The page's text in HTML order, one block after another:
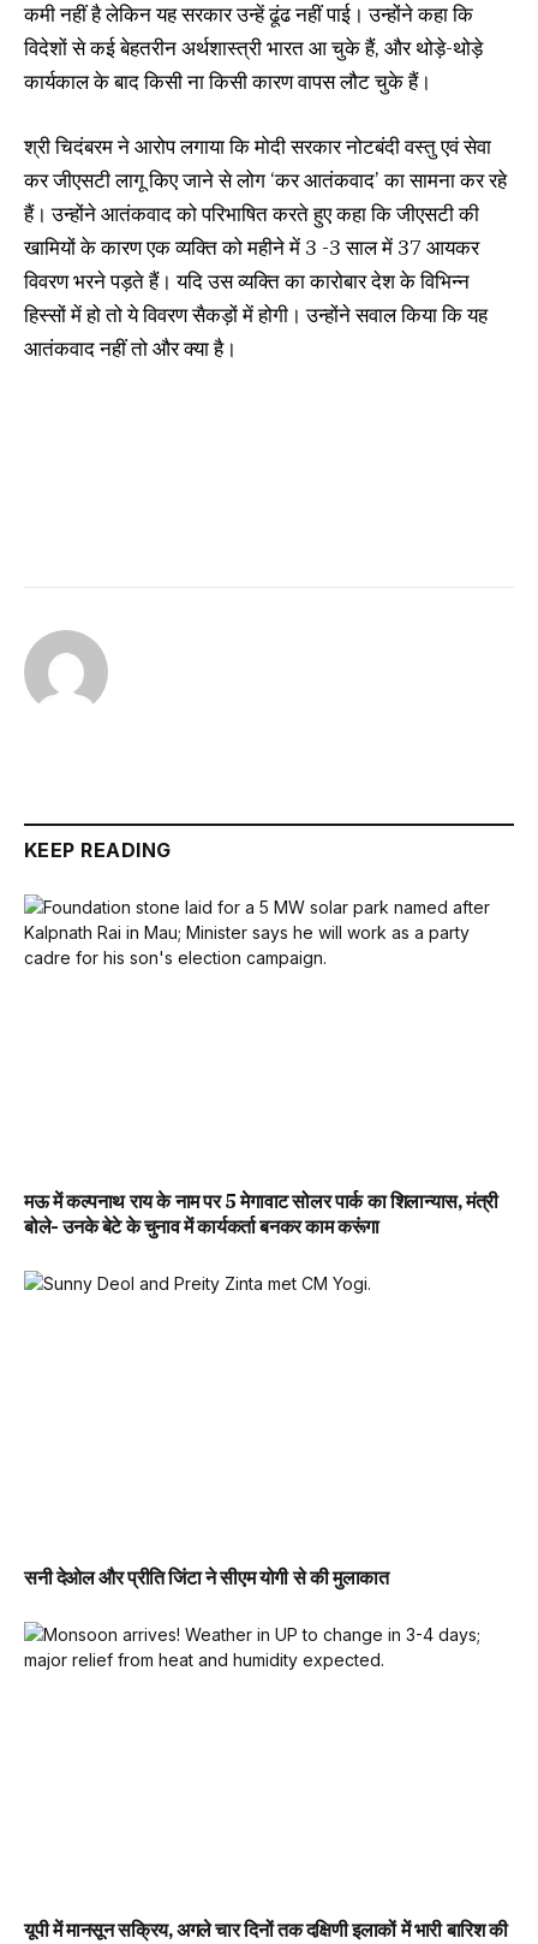
कमी नहीं है लेकिन यह सरकार उन्हें ढूंढ नहीं पाई। उन्होंने कहा कि
विदेशों से कई बेहतरीन अर्थशास्त्री भारत आ चुके हैं, और थोड़े-थोड़े
कार्यकाल के बाद किसी ना किसी कारण वापस लौट चुके हैं।
श्री चिदंबरम ने आरोप लगाया कि मोदी सरकार नोटबंदी वस्तु एवं सेवा
कर जीएसटी लागू किए जाने से लोग ‘कर आतंकवाद’ का सामना कर रहे
हैं। उन्होंने आतंकवाद को परिभाषित करते हुए कहा कि जीएसटी की
खामियों के कारण एक व्यक्ति को महीने में 3 -3 साल में 37 आयकर
विवरण भरने पड़ते हैं। यदि उस व्यक्ति का कारोबार देश के विभिन्न
हिस्सों में हो तो ये विवरण सैकड़ों में होगी। उन्होंने सवाल किया कि यह
आतंकवाद नहीं तो और क्या है।
KEEP READING
मऊ में कल्पनाथ राय के नाम पर 5 मेगावाट सोलर पार्क का शिलान्यास, मंत्री
बोले- उनके बेटे के चुनाव में कार्यकर्ता बनकर काम करूंगा
सनी देओल और प्रीति जिंटा ने सीएम योगी से की मुलाकात
यूपी में मानसून सक्रिय, अगले चार दिनों तक दक्षिणी इलाकों में भारी बारिश की